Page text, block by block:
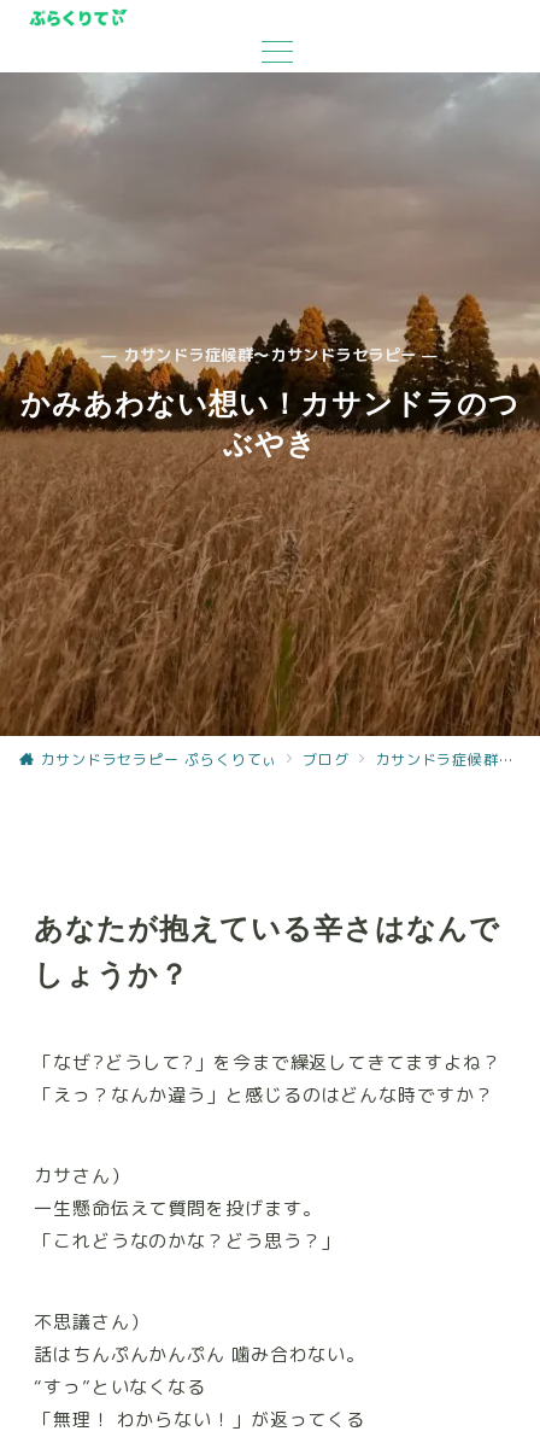
— カサンドラ症候群〜カサンドラセラピー —
かみあわない想い！カサンドラのつ
ぶやき
カサンドラセラピー ぷらくりてぃ ブログ カサンドラ症候群〜カサンドラセラピー
あなたが抱えている辛さはなんで
しょうか？
「なぜ?どうして?」を今まで繰返してきてますよね？
「えっ？なんか違う」 と感じるのはどんな時ですか？
カサさん）
一生懸命伝えて質問を投げます。
「これどうなのかな？どう思う？」
不思議さん）
話はちんぷんかんぷん 噛み合わない。
“すっ”といなくなる
「無理！ わからない！」が返ってくる